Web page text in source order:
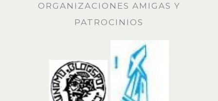
ORGANIZACIONES AMIGAS Y
PATROCINIOS